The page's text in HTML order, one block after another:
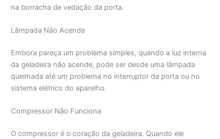
na borracha de vedação da porta.
Lâmpada Não Acende
Embora pareça um problema simples, quando a luz interna
da geladeira não acende, pode ser desde uma lâmpada
queimada até um problema no interruptor da porta ou no
sistema elétrico do aparelho.
Compressor Não Funciona
O compressor é o coração da geladeira. Quando ele